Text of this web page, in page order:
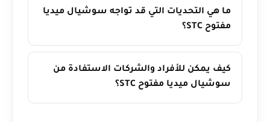
ما هي التحديات التي قد تواجه سوشيال ميديا
مفتوح STC؟
كيف يمكن للأفراد والشركات الاستفادة من
سوشيال ميديا مفتوح STC؟